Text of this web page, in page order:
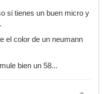
si tienes un buen micro y
el color de un neumann
bien un 58...